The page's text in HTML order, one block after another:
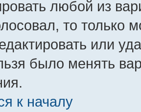
любой из
то только
или
было менять
к началу